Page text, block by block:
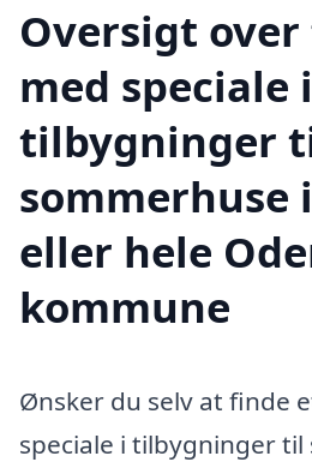
Oversigt
med speciale i
tilbygninger
sommerhuse
eller hele
kommune
Ønsker du selv at finde
speciale i tilbygninger til